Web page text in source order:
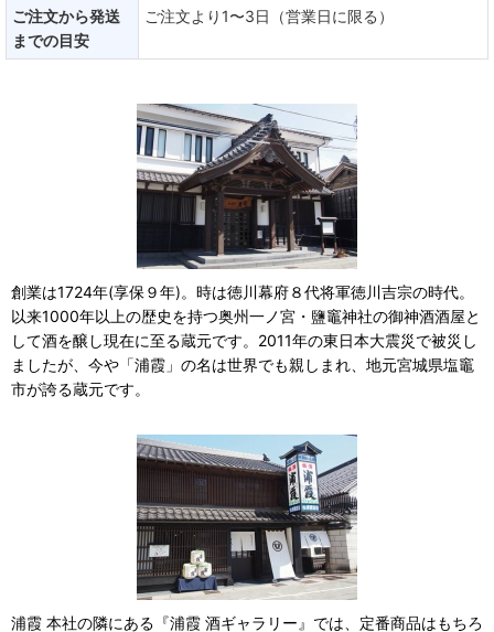
ご注文から発送
までの目安
ご注文より1〜3日（営業日に限る）
創業は1724年(享保９年)。時は徳川幕府８代将軍徳川吉宗の時代。
以来1000年以上の歴史を持つ奥州一ノ宮・鹽竈神社の御神酒酒屋と
して酒を醸し現在に至る蔵元です。2011年の東日本大震災で被災し
ましたが、今や「浦霞」の名は世界でも親しまれ、地元宮城県塩竈
市が誇る蔵元です。
浦霞 本社の隣にある『浦霞 酒ギャラリー』では、定番商品はもちろ